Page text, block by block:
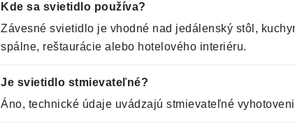
Kde sa svietidlo používa?
Závesné svietidlo je vhodné nad jedálenský stôl,
spálne, reštaurácie alebo hotelového interiéru.
Je svietidlo stmievateľné?
Áno, technické údaje uvádzajú stmievateľné